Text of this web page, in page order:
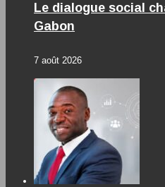
Le dialogue social
Gabon
7 août 2026